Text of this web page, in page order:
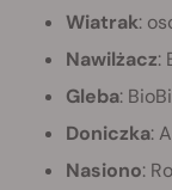
Wiatrak:
Nawilżacz:
Gleba:
Doniczka:
Nasiono: